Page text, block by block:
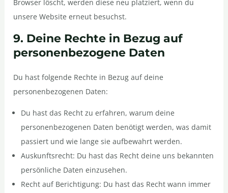
Browser löscht, werden diese neu platziert, wenn du
unsere Website erneut besuchst.
9. Deine Rechte in Bezug auf
personenbezogene Daten
Du hast folgende Rechte in Bezug auf deine
personenbezogenen Daten:
Du hast das Recht zu erfahren, warum deine
personenbezogenen Daten benötigt werden, was damit
passiert und wie lange sie aufbewahrt werden.
Auskunftsrecht: Du hast das Recht deine uns bekannten
persönliche Daten einzusehen.
Recht auf Berichtigung: Du hast das Recht wann immer